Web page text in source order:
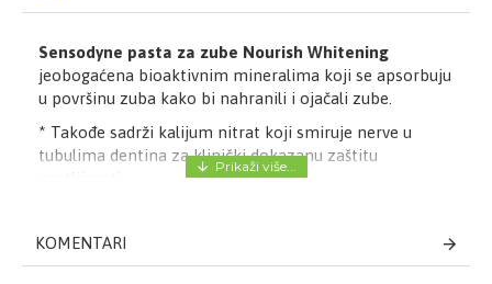
Sensodyne pasta za zube Nourish Whitening
jeobogaćena bioaktivnim mineralima koji se apsorbuju
u površinu zuba kako bi nahranili i ojačali zube.
* Takođe sadrži kalijum nitrat koji smiruje nerve u
tubulima dentina za klinički dokazanu zaštitu
uljem za osećaj nege i čišćenja.
* Sadrži 1450ppm fluorida
KOMENTARI